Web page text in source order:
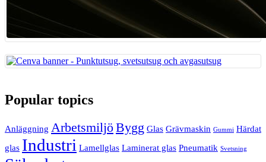
Popular topics
Anläggning ArbetsmiljöBygg Glas Grävmaskin Gummi Härdat
glas Industri Lamellglas Laminerat glas Pneumatik Svetsning